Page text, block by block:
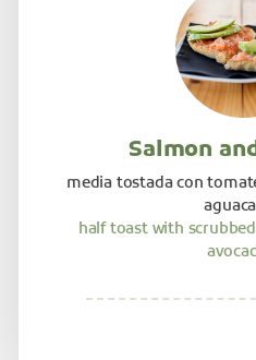
Salmon
media tostada con
half toast with